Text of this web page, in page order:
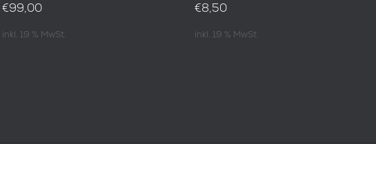
€99,00
inkl. 19 % MwSt.
€8,50
inkl. 19 % MwSt.